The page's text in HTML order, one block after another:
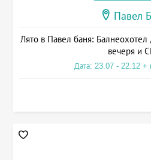
Павел
Лято в Павел баня: Балнеохотел
вечеря и
Дата: 23.07 - 22.12 +